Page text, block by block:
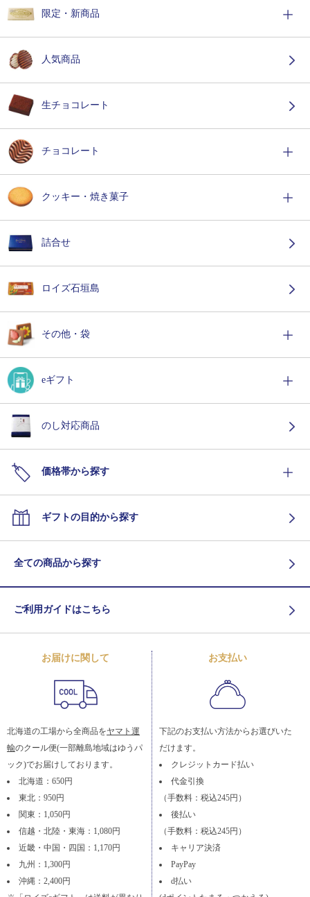
限定・新商品
人気商品
生チョコレート
チョコレート
クッキー・焼き菓子
詰合せ
ロイズ石垣島
その他・袋
eギフト
のし対応商品
価格帯から探す
ギフトの目的から探す
全ての商品から探す
ご利用ガイドはこちら
お届けに関して
北海道の工場から全商品をヤマト運
輸のクール便(一部離島地域はゆうパ
ック)でお届けしております。
北海道：650円
東北：950円
関東：1,050円
信越・北陸・東海：1,080円
近畿・中国・四国：1,170円
九州：1,300円
沖縄：2,400円
お支払い
下記のお支払い方法からお選びいた
だけます。
クレジットカード払い
代金引換
（手数料：税込245円）
後払い
（手数料：税込245円）
キャリア決済
PayPay
d払い